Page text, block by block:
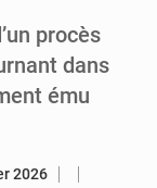
Bénin : Le CEG La Verdure de Ouèdo fait sa mue pour la rentrée
procès
dans
ému
2026